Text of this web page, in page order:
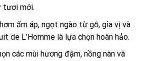
tươi mới.
ấm áp, ngọt ngào từ gỗ, gia vị và
de L’Homme là lựa chọn hoàn hảo.
các mùi hương đậm, nồng nàn và